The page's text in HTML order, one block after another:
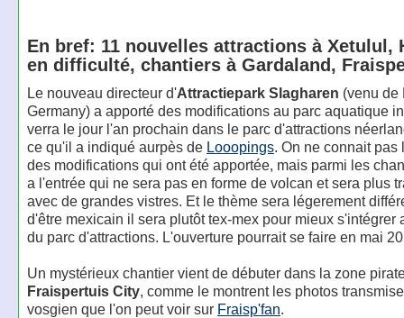
En bref: 11 nouvelles attractions à Xetulul,
en difficulté, chantiers à Gardaland,
Le nouveau directeur d'Attractiepark Slagharen (venu de
Germany) a apporté des modifications au parc aquatique
verra le jour l'an prochain dans le parc d'attractions
ce qu'il a indiqué aurpès de Looopings. On ne connait pas
des modifications qui ont été apportée, mais parmi les
a l'entrée qui ne sera pas en forme de volcan et sera plus
avec de grandes vistres. Et le thème sera légerement
d'être mexicain il sera plutôt tex-mex pour mieux s'intégrer
du parc d'attractions. L'ouverture pourrait se faire en mai
Un mystérieux chantier vient de débuter dans la zone
Fraispertuis City, comme le montrent les photos
vosgien que l'on peut voir sur Fraisp'fan.